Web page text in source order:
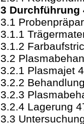
3 Durchführung
3.1
3.1.1
3.1.2
3.2
3.2.1 Plasmajet
3.2.2
3.2.3
3.2.4 Lagerung
3.3